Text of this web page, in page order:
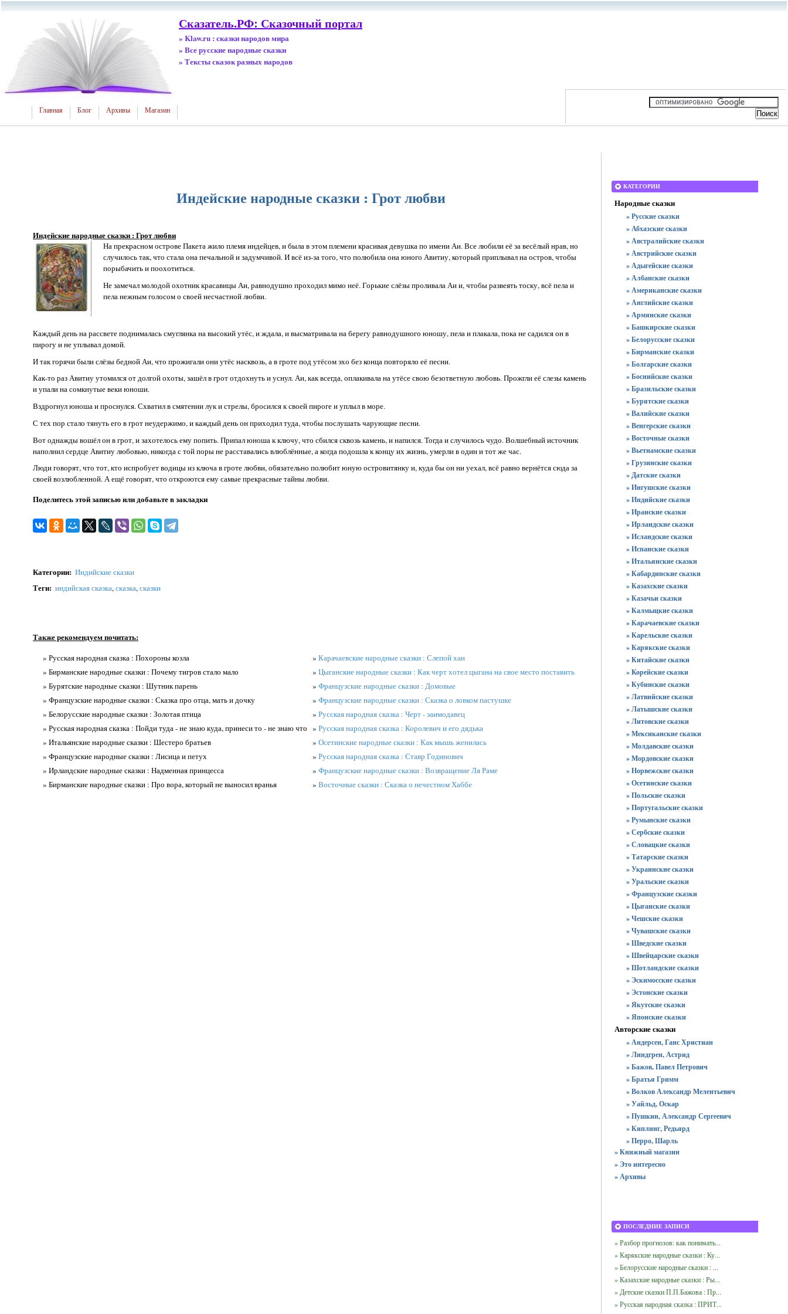
Сказатель.РФ: Сказочный портал
» Klaw.ru : сказки народов мира
» Все русские народные сказки
» Тексты сказок разных народов
Главная Блог Архивы Магазин
Индейские народные сказки : Грот любви
Индейские народные сказки : Грот любви
На прекрасном острове Пакета жило племя индейцев, и была в этом племени красивая девушка по имени Аи. Все любили её за весёлый нрав, но
случилось так, что стала она печальной и задумчивой. И всё из-за того, что полюбила она юного Авитиу, который приплывал на остров, чтобы
порыбачить и поохотиться.
Не замечал молодой охотник красавицы Аи, равнодушно проходил мимо неё. Горькие слёзы проливала Аи и, чтобы развеять тоску, всё пела и
пела нежным голосом о своей несчастной любви.
Каждый день на рассвете поднималась смуглянка на высокий утёс, и ждала, и высматривала на берегу равнодушного юношу, пела и плакала, пока не садился он в
пирогу и не уплывал домой.
И так горячи были слёзы бедной Аи, что прожигали они утёс насквозь, а в гроте под утёсом эхо без конца повторяло её песни.
Как-то раз Авитиу утомился от долгой охоты, зашёл в грот отдохнуть и уснул. Аи, как всегда, оплакивала на утёсе свою безответную любовь. Прожгли её слезы камень
и упали на сомкнутые веки юноши.
Вздрогнул юноша и проснулся. Схватил в смятении лук и стрелы, бросился к своей пироге и уплыл в море.
С тех пор стало тянуть его в грот неудержимо, и каждый день он приходил туда, чтобы послушать чарующие песни.
Вот однажды вошёл он в грот, и захотелось ему попить. Припал юноша к ключу, что сбился сквозь камень, и напился. Тогда и случилось чудо. Волшебный источник
наполнил сердце Авитиу любовью, никогда с той поры не расставались влюблённые, а когда подошла к концу их жизнь, умерли в один и тот же час.
Люди говорят, что тот, кто испробует водицы из ключа в гроте любви, обязательно полюбит юную островитянку и, куда бы он ни уехал, всё равно вернётся сюда за
своей возлюбленной. А ещё говорят, что откроются ему самые прекрасные тайны любви.
Поделитесь этой записью или добавьте в закладки
Категории: Индийские сказки
Теги: индийская сказка, сказка, сказки
Также рекомендуем почитать:
» Русская народная сказка : Похороны козла
» Бирманские народные сказки : Почему тигров стало мало
» Бурятские народные сказки : Шутник парень
» Французские народные сказки : Сказка про отца, мать и дочку
» Белорусские народные сказки : Золотая птица
» Русская народная сказка : Пойди туда - не знаю куда, принеси то - не знаю что
» Итальянские народные сказки : Шестеро братьев
» Французские народные сказки : Лисица и петух
» Ирландские народные сказки : Надменная принцесса
» Бирманские народные сказки : Про вора, который не выносил вранья
» Карачаевские народные сказки : Слепой хан
» Цыганские народные сказки : Как черт хотел цыгана на свое место поставить
» Французские народные сказки : Домовые
» Французские народные сказки : Сказка о ловком пастушке
» Русская народная сказка : Черт - заимодавец
» Русская народная сказка : Королевич и его дядька
» Осетинские народные сказки : Как мышь женилась
» Русская народная сказка : Ставр Годинович
» Французские народные сказки : Возвращение Ля Раме
» Восточные сказки : Сказка о нечестном Хаббе
КАТЕГОРИИ
Народные сказки
» Русские сказки
» Абхазские сказки
» Австралийские сказки
» Австрийские сказки
» Адыгейские сказки
» Албанские сказки
» Американские сказки
» Английские сказки
» Армянские сказки
» Башкирские сказки
» Белорусские сказки
» Бирманские сказки
» Болгарские сказки
» Боснийские сказки
» Бразильские сказки
» Бурятские сказки
» Валийские сказки
» Венгерские сказки
» Восточные сказки
» Вьетнамские сказки
» Грузинские сказки
» Датские сказки
» Ингушские сказки
» Индийские сказки
» Иранские сказки
» Ирландские сказки
» Исландские сказки
» Испанские сказки
» Итальянские сказки
» Кабардинские сказки
» Казахские сказки
» Казачьи сказки
» Калмыцкие сказки
» Карачаевские сказки
» Карельские сказки
» Карякские сказки
» Китайские сказки
» Корейские сказки
» Кубинские сказки
» Латвийские сказки
» Латышские сказки
» Литовские сказки
» Мексиканские сказки
» Молдавские сказки
» Мордовские сказки
» Норвежские сказки
» Осетинские сказки
» Польские сказки
» Португальские сказки
» Румынские сказки
» Сербские сказки
» Словацкие сказки
» Татарские сказки
» Украинские сказки
» Уральские сказки
» Французские сказки
» Цыганские сказки
» Чешские сказки
» Чувашские сказки
» Шведские сказки
» Швейцарские сказки
» Шотландские сказки
» Эскимосские сказки
» Эстонские сказки
» Якутские сказки
» Японские сказки
Авторские сказки
» Андерсен, Ганс Христиан
» Линдгрен, Астрид
» Бажов, Павел Петрович
» Братья Гримм
» Волков Александр Мелентьевич
» Уайльд, Оскар
» Пушкин, Александр Сергеевич
» Киплинг, Редьярд
» Перро, Шарль
» Книжный магазин
» Это интересно
» Архивы
ПОСЛЕДНИЕ ЗАПИСИ
» Разбор прогнозов: как понимать...
» Карякские народные сказки : Ку...
» Белорусские народные сказки : ...
» Казахские народные сказки : Ры...
» Детские сказки П.П.Бажова : Пр...
» Русская народная сказка : ПРИТ...